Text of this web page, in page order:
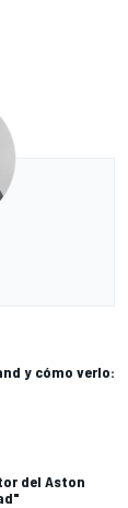
y cómo verlo:
del Aston